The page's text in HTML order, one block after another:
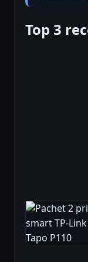
Top 3